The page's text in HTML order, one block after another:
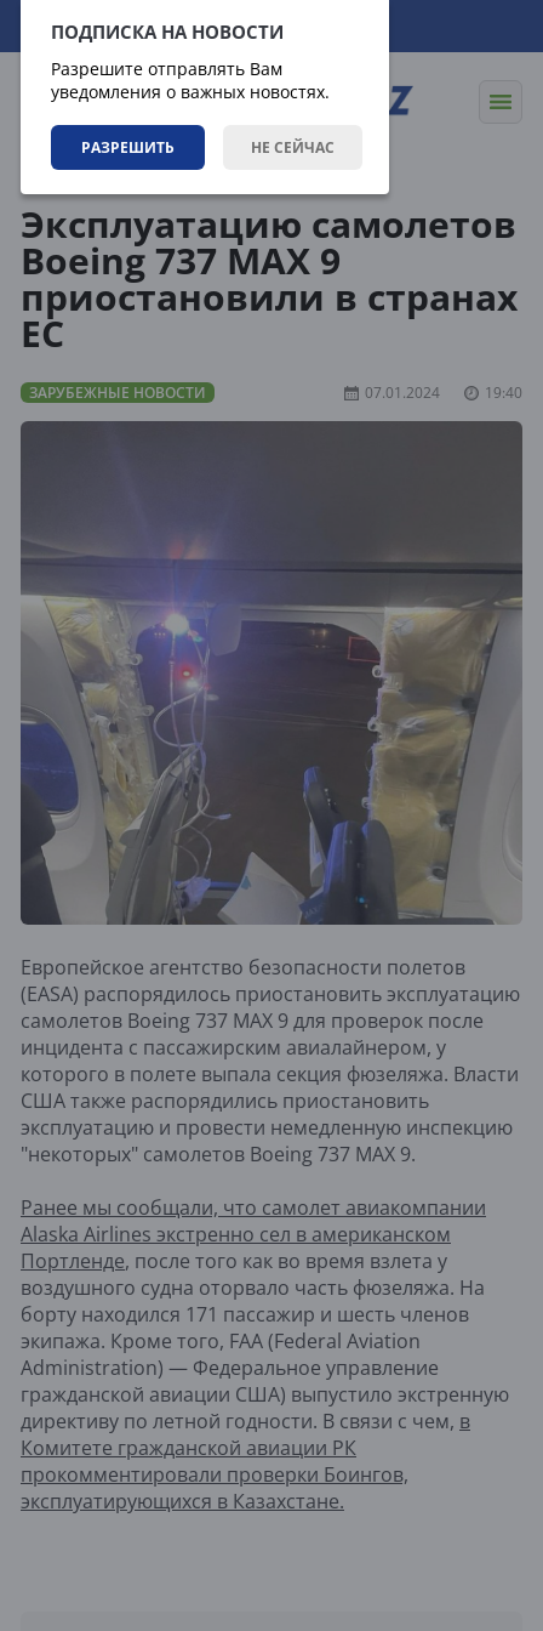
ПОДПИСКА НА НОВОСТИ
Разрешите отправлять Вам
уведомления о важных новостях.
РАЗРЕШИТЬ НЕ СЕЙЧАС
08.08.2026 06:16:01
Эксплуатацию самолетов
Boeing 737 MAX 9
приостановили в странах
ЕС
ЗАРУБЕЖНЫЕ НОВОСТИ 07.01.2024 19:40
Европейское агентство безопасности полетов
(EASA) распорядилось приостановить эксплуатацию
самолетов Boeing 737 MAX 9 для проверок после
инцидента с пассажирским авиалайнером, у
которого в полете выпала секция фюзеляжа. Власти
США также распорядились приостановить
эксплуатацию и провести немедленную инспекцию
"некоторых" самолетов Boeing 737 MAX 9.
Ранее мы сообщали, что самолет авиакомпании
Alaska Airlines экстренно сел в американском
Портленде, после того как во время взлета у
воздушного судна оторвало часть фюзеляжа. На
борту находился 171 пассажир и шесть членов
экипажа. Кроме того, FAA (Federal Aviation
Administration) — Федеральное управление
гражданской авиации США) выпустило экстренную
директиву по летной годности. В связи с чем, в
Комитете гражданской авиации РК
прокомментировали проверки Боингов,
эксплуатирующихся в Казахстане.